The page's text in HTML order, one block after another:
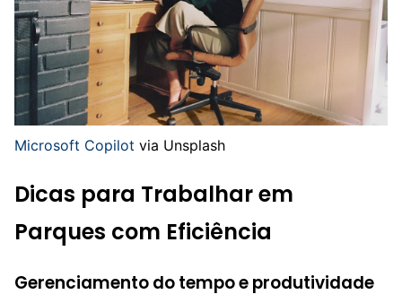
Microsoft Copilot via Unsplash
Dicas para Trabalhar em
Parques com Eficiência
Gerenciamento do tempo e produtividade